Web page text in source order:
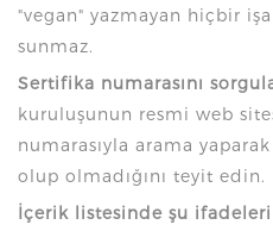
"vegan" yazmayan hiçbir
sunmaz.
Sertifika numarasını
kuruluşunun resmi web
numarasıyla arama
olup olmadığını teyit edin.
İçerik listesinde şu ifadeleri